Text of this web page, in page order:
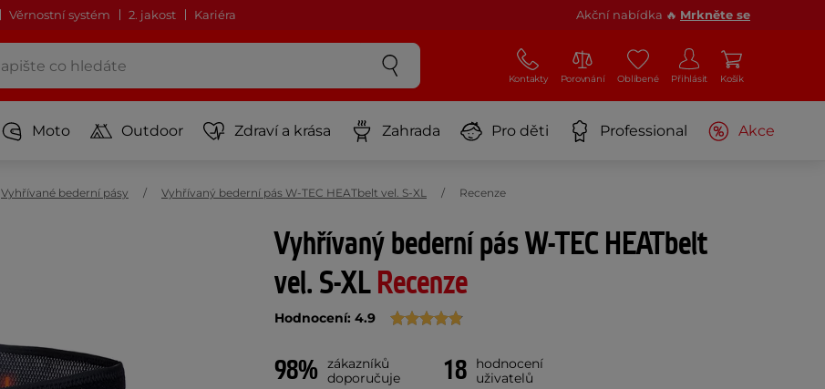
Věrnostní systém 2. jakost Kariéra Akční nabídka 🔥 Mrkněte se
Kontakty Porovnání Oblíbené Přihlásit Košík
Moto Outdoor Zdraví a krása Zahrada Pro děti Professional Akce
Vyhřívané bederní pásy Vyhřívaný bederní pás W-TEC HEATbelt vel. S-XL Recenze
Vyhřívaný bederní pás W-TEC HEATbelt
vel. S-XLRecenze
Hodnocení: 4.9
98% zákazníků
doporučuje
18
hodnocení
uživatelů